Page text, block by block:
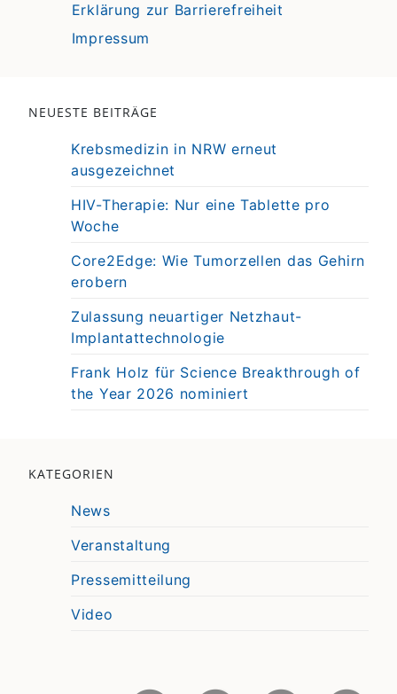
Erklärung zur Barrierefreiheit
Impressum
NEUESTE BEITRÄGE
Krebsmedizin in NRW erneut
ausgezeichnet
HIV-Therapie: Nur eine Tablette pro
Woche
Core2Edge: Wie Tumorzellen das Gehirn
erobern
Zulassung neuartiger Netzhaut-
Implantattechnologie
Frank Holz für Science Breakthrough of
the Year 2026 nominiert
KATEGORIEN
News
Veranstaltung
Pressemitteilung
Video